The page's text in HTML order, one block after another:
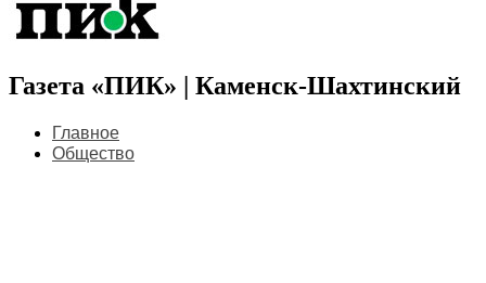
Газета «ПИК» | Каменск-Шахтинский
Главное
Общество